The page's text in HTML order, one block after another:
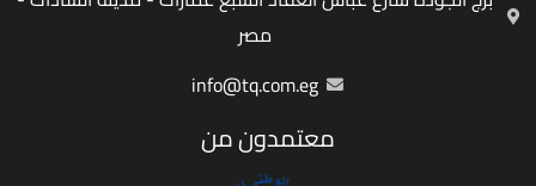
مصر
info@tq.com.eg
معتمدون من